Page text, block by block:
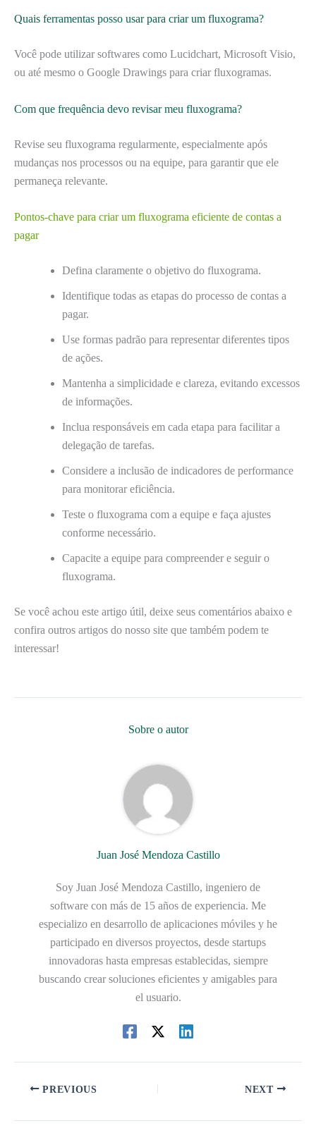
Quais ferramentas posso usar para criar um fluxograma?
Você pode utilizar softwares como Lucidchart, Microsoft Visio,
ou até mesmo o Google Drawings para criar fluxogramas.
Com que frequência devo revisar meu fluxograma?
Revise seu fluxograma regularmente, especialmente após
mudanças nos processos ou na equipe, para garantir que ele
permaneça relevante.
Pontos-chave para criar um fluxograma eficiente de contas a
pagar
Defina claramente o objetivo do fluxograma.
Identifique todas as etapas do processo de contas a
pagar.
Use formas padrão para representar diferentes tipos
de ações.
Mantenha a simplicidade e clareza, evitando excessos
de informações.
Inclua responsáveis em cada etapa para facilitar a
delegação de tarefas.
Considere a inclusão de indicadores de performance
para monitorar eficiência.
Teste o fluxograma com a equipe e faça ajustes
conforme necessário.
Capacite a equipe para compreender e seguir o
fluxograma.
Se você achou este artigo útil, deixe seus comentários abaixo e
confira outros artigos do nosso site que também podem te
interessar!
Sobre o autor
Juan José Mendoza Castillo
Soy Juan José Mendoza Castillo, ingeniero de
software con más de 15 años de experiencia. Me
especializo en desarrollo de aplicaciones móviles y he
participado en diversos proyectos, desde startups
innovadoras hasta empresas establecidas, siempre
buscando crear soluciones eficientes y amigables para
el usuario.
PREVIOUS NEXT